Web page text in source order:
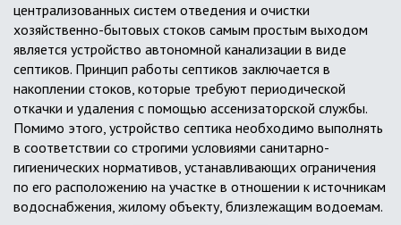
централизованных систем отведения и очистки
хозяйственно-бытовых стоков самым простым выходом
является устройство автономной канализации в виде
септиков. Принцип работы септиков заключается в
накоплении стоков, которые требуют периодической
откачки и удаления с помощью ассенизаторской службы.
Помимо этого, устройство септика необходимо выполнять
в соответствии со строгими условиями санитарно-
гигиенических нормативов, устанавливающих ограничения
по его расположению на участке в отношении к источникам
водоснабжения, жилому объекту, близлежащим водоемам.